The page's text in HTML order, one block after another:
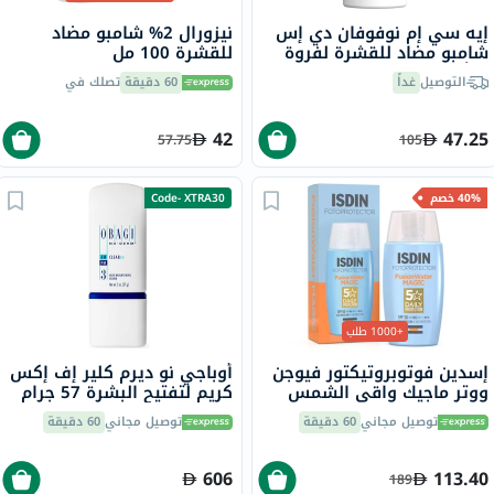
إيه سي إم نوفوفان دي إس
شامبو مضاد للقشرة لفروة
الرأس المتقشرة 125 مل
التوصيلغداً
47.25
105
نيزورال 2% شامبو مضاد
للقشرة 100 مل
60 دقيقة تصلك في
42
57.75
40% خصم
+1000 طلب
إسدين فوتوبروتيكتور فيوجن
ووتر ماجيك واقي الشمس
بعامل حماية 50 للوجه 50 مل
توصيل مجاني60 دقيقة
113.40
189
Code- XTRA30
أوباجي نو ديرم كلير إف إكس
كريم لتفتيح البشرة 57 جرام
توصيل مجاني60 دقيقة
606